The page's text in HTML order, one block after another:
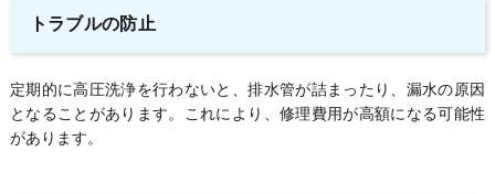
トラブルの防止
定期的に高圧洗浄を行わないと、排水管が詰まったり、漏水の原因
となることがあります。これにより、修理費用が高額になる可能性
があります。